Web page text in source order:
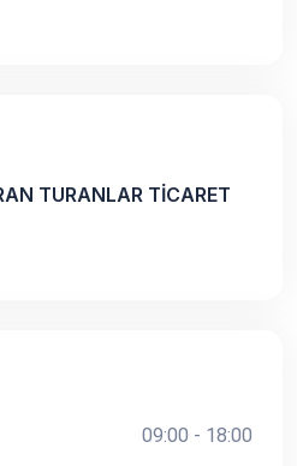
TURANLAR TİCARET
09:00 - 18:00